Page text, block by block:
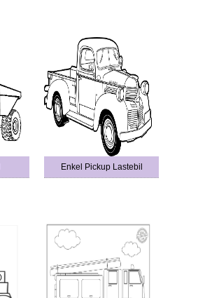
Enkel Pickup Lastebil